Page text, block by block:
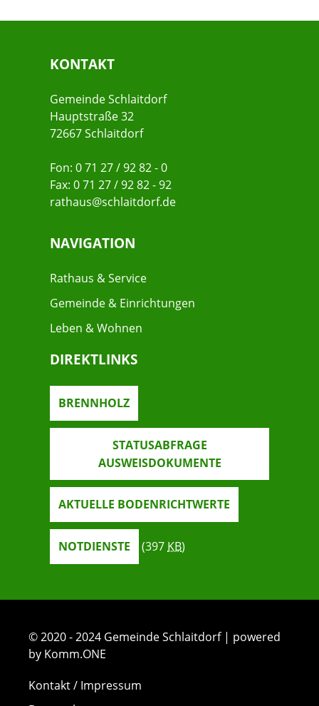
KONTAKT
Gemeinde Schlaitdorf
Hauptstraße 32
72667 Schlaitdorf
Fon: 0 71 27 / 92 82 - 0
Fax: 0 71 27 / 92 82 - 92
rathaus@schlaitdorf.de
NAVIGATION
Rathaus & Service
Gemeinde & Einrichtungen
Leben & Wohnen
DIREKTLINKS
BRENNHOLZ
STATUSABFRAGE
AUSWEISDOKUMENTE
AKTUELLE BODENRICHTWERTE
NOTDIENSTE (397 KB)
© 2020 - 2024 Gemeinde Schlaitdorf | powered
by Komm.ONE
Kontakt / Impressum